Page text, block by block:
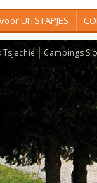
UITSTAPJES
Tsjechië Campings